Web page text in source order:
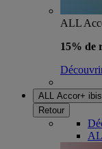
ALL
15% de
ALL Accor+ ibis
Retour